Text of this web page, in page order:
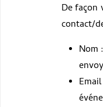
De façon
contact/
Nom